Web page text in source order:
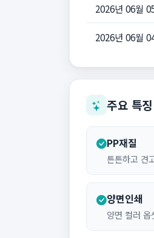
2026년 06월
2026년 06월
주요 특징
PP재질
튼튼하고 견
양면인쇄
양면 컬러